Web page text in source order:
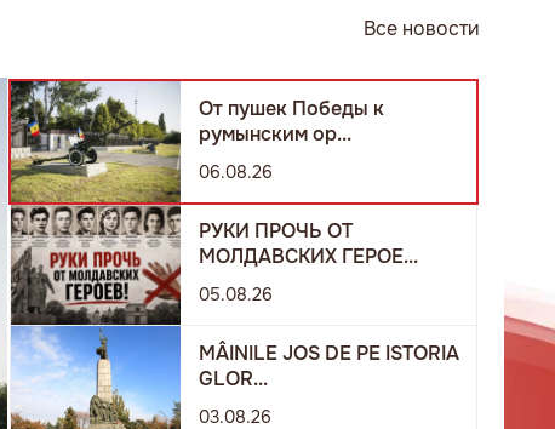
Все новости
От пушек Победы к
румынским ор...
06.08.26
РУКИ ПРОЧЬ ОТ
МОЛДАВСКИХ ГЕРОЕ...
05.08.26
MÂINILE JOS DE PE ISTORIA
GLOR...
03.08.26